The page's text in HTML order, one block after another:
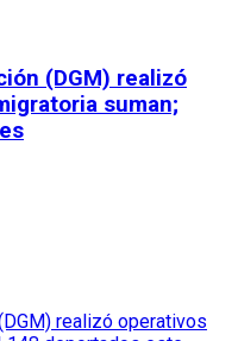
(DGM) realizó
suman;